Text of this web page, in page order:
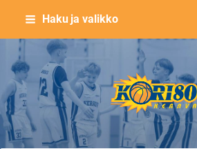
Siirry
sisältöön
Haku ja valikko
Keravan